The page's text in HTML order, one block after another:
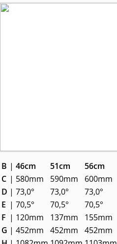
B | 46cm 51cm 56cm
C | 580mm 590mm 600mm
D | 73,0° 73,0° 73,0°
E | 70,5° 70,5° 70,5°
F | 120mm 137mm 155mm
G | 452mm 452mm 452mm